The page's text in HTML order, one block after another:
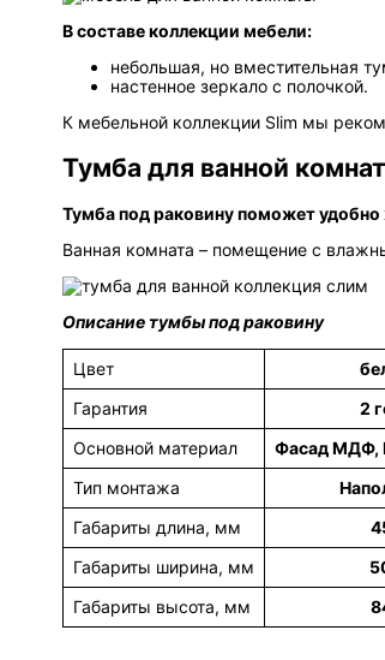
В составе коллекции мебели:
небольшая, но вместительная
настенное зеркало с полочкой.
К мебельной коллекции Slim мы
Тумба для ванной
Тумба под раковину поможет удобно
Ванная комната – помещение с
Описание тумбы под раковину
Цвет
Гарантия
2
Основной материал
Фасад МДФ,
Тип монтажа
Габариты длина, мм
Габариты ширина, мм
Габариты высота, мм